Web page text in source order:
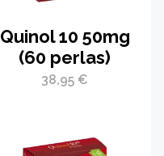
Quinol 10 50mg
(60 perlas)
38,95 €